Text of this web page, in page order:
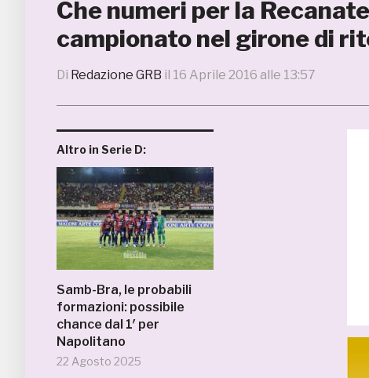
Che numeri per la
campionato nel girone di
Di Redazione GRB il 16 Aprile 2016 alle 13:57
Altro in Serie D:
Samb-Bra, le probabili
formazioni: possibile
chance dal 1′ per
Napolitano
22 Agosto 2025